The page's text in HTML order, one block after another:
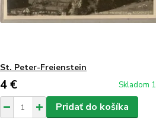
St. Peter-Freienstein
4 € Skladom 1
Pridať do košíka